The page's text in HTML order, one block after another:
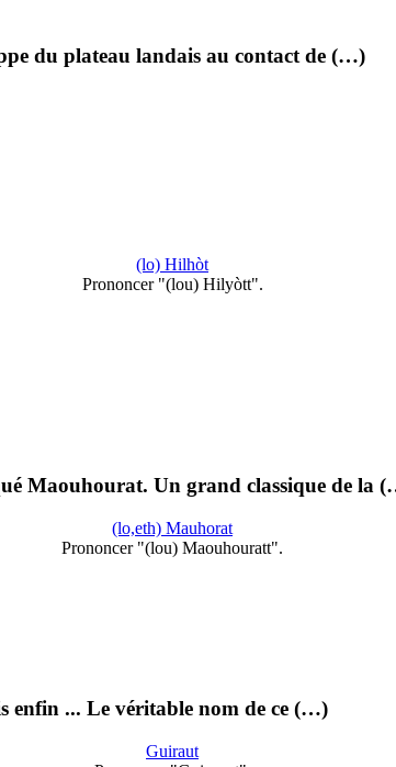
du plateau landais au contact de (…)
(lo) Hilhòt
Prononcer "(lou) Hilyòtt".
Maouhourat. Un grand classique de la
(lo,eth) Mauhorat
Prononcer "(lou) Maouhouratt".
enfin ... Le véritable nom de ce (…)
Guiraut